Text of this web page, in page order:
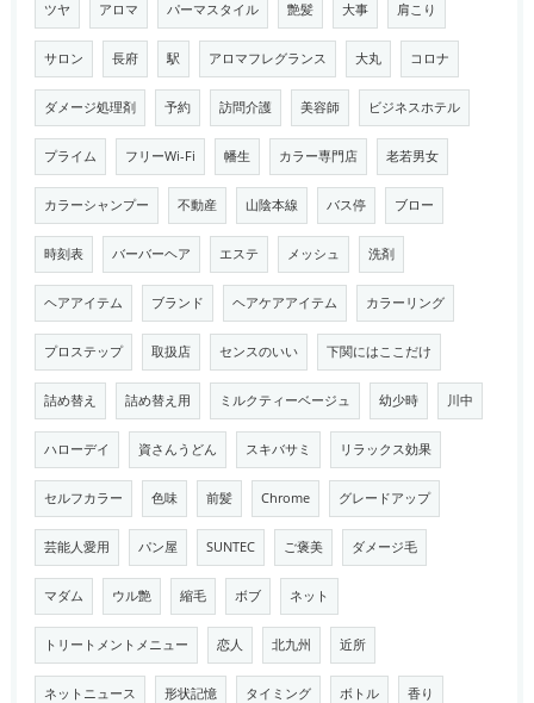
ツヤ アロマ パーマスタイル 艶髪 大事 肩こり
サロン 長府 駅 アロマフレグランス 大丸 コロナ
ダメージ処理剤 予約 訪問介護 美容師 ビジネスホテル
プライム フリーWi-Fi 幡生 カラー専門店 老若男女
カラーシャンプー 不動産 山陰本線 バス停 ブロー
時刻表 バーバーヘア エステ メッシュ 洗剤
ヘアアイテム ブランド ヘアケアアイテム カラーリング
プロステップ 取扱店 センスのいい 下関にはここだけ
詰め替え 詰め替え用 ミルクティーベージュ 幼少時 川中
ハローデイ 資さんうどん スキバサミ リラックス効果
セルフカラー 色味 前髪 Chrome グレードアップ
芸能人愛用 パン屋 SUNTEC ご褒美 ダメージ毛
マダム ウル艶 縮毛 ボブ ネット
トリートメントメニュー 恋人 北九州 近所
ネットニュース 形状記憶 タイミング ボトル 香り